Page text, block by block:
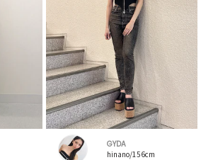
GYDA
hinano/156cm